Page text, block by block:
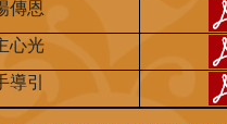
傳恩
心光
導引